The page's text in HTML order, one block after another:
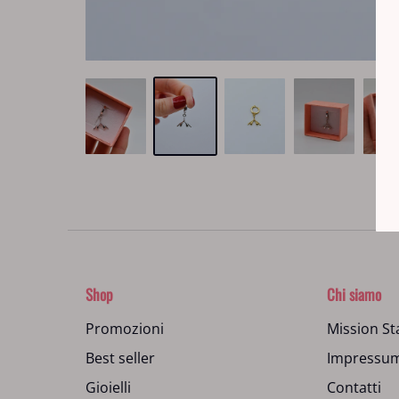
Shop
Promozioni
Best seller
Gioielli
Chi siamo
Mission
Contatti